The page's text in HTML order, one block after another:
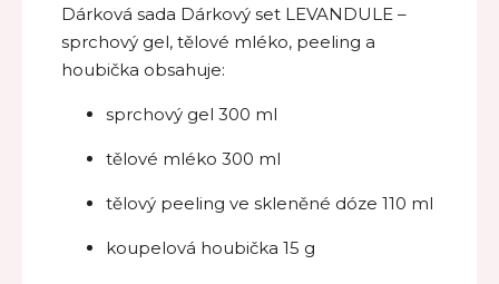
Dárková sada Dárkový set LEVANDULE –
sprchový gel, tělové mléko, peeling a
houbička obsahuje:
sprchový gel 300 ml
tělové mléko 300 ml
tělový peeling ve skleněné dóze 110 ml
koupelová houbička 15 g